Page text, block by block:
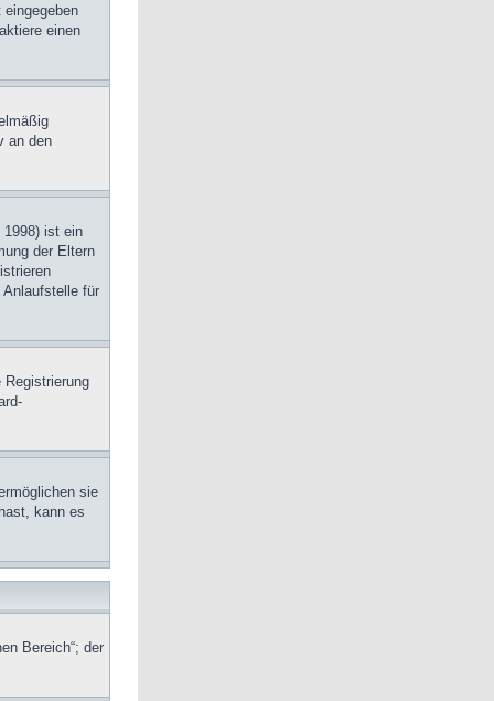
einen
an den
ist ein
der Eltern
für
sie
kann es
Bereich“; der